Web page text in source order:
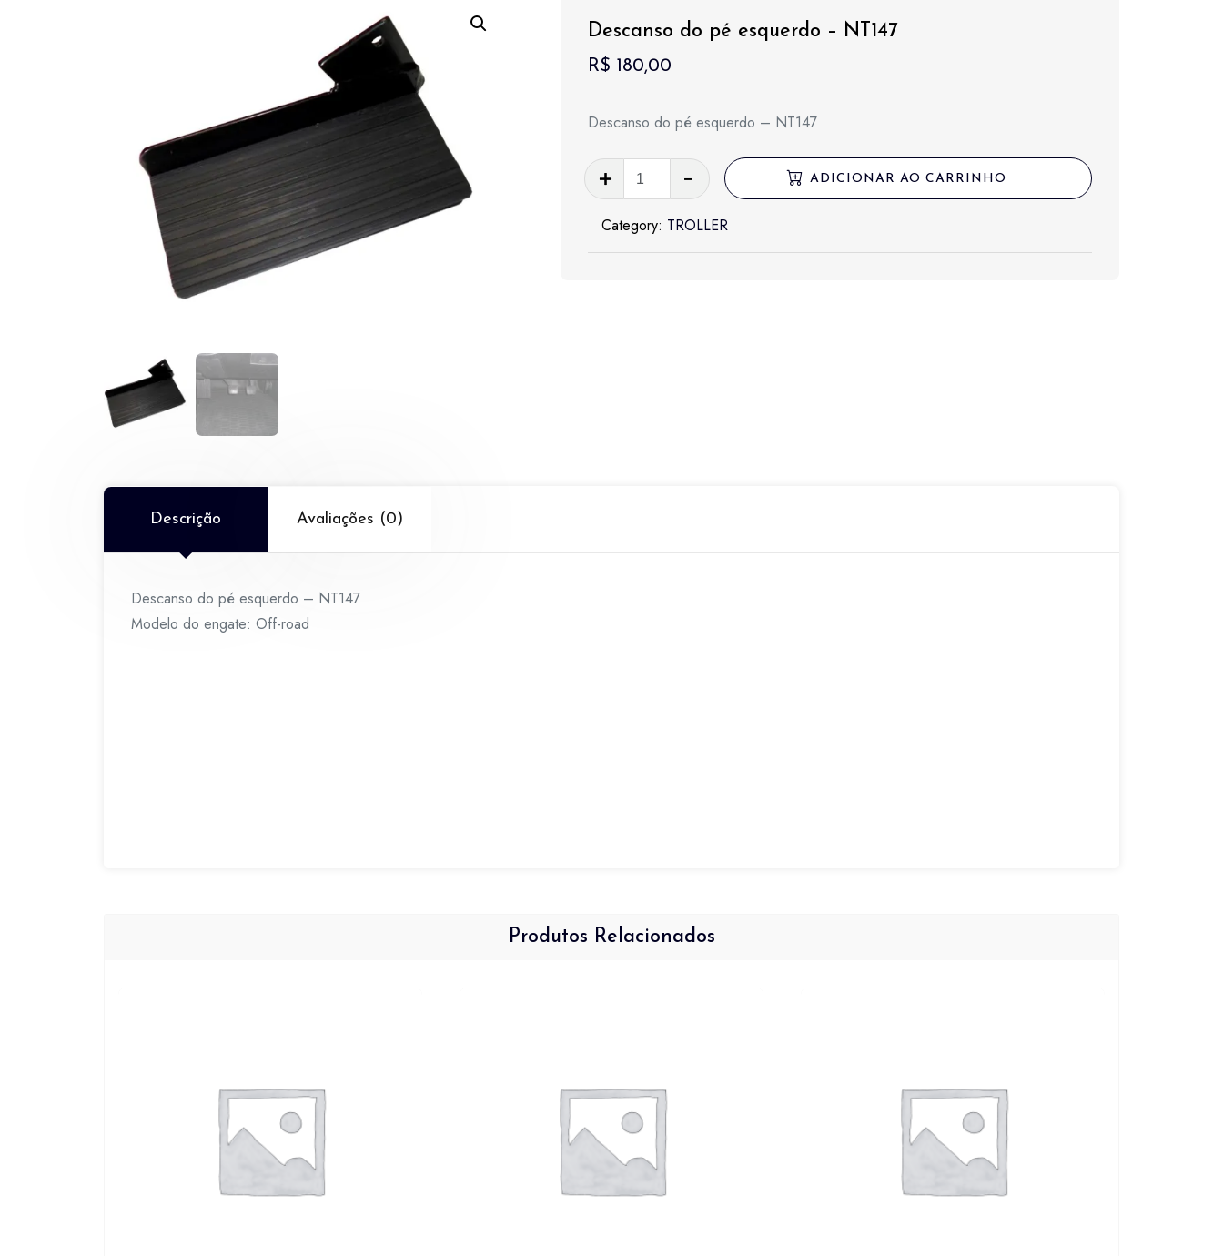
Descanso do pé esquerdo – NT147
R$ 180,00
Descanso do pé esquerdo – NT147
Descanso
do
pé
ADICIONAR AO CARRINHO
Category: TROLLER
Descrição Avaliações (0)
Descanso do pé esquerdo – NT147
Modelo do engate: Off-road
Produtos Relacionados